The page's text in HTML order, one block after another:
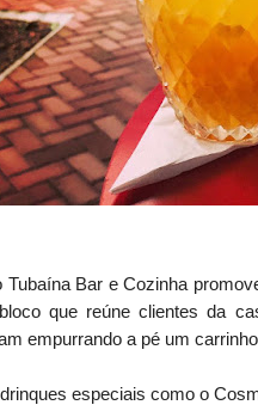
Bar e Cozinha
que reúne clientes da
empurrando a pé um
especiais como o